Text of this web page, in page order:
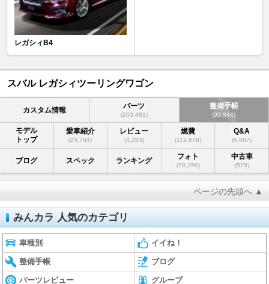
レガシィB4
スバル レガシィツーリングワゴン
カスタム情報 パーツ
(203,481)
整備手帳
(93,844)
モデル
トップ
愛車紹介
(25,784)
レビュー
(4,283)
燃費
(112,678)
Q&A
(6,087)
ブログ スペック ランキング フォト
(78,356)
中古車
(575)
ページの先頭へ ▲
みんカラ 人気のカテゴリ
車種別 イイね！
整備手帳 ブログ
パーツレビュー グループ